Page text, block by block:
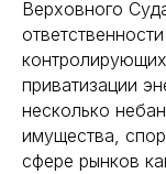
Верховного
приватизации
несколько
имущества,
сфере рынков